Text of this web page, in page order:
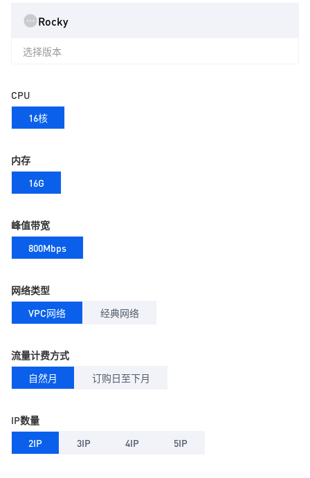
Rocky
选择版本
CPU
16核
内存
16G
峰值带宽
800Mbps
网络类型
VPC网络
经典网络
流量计费方式
自然月
订购日至下月
IP数量
2IP
3IP 4IP 5IP